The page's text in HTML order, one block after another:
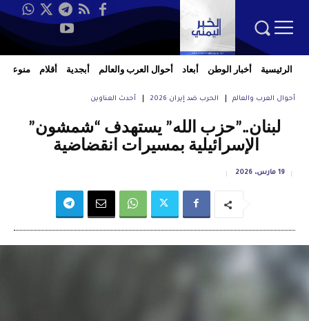
الرئيسية أخبار الوطن أبعاد أحوال العرب والعالم أبجدية أقلام منوعات
أحوال العرب والعالم الحرب ضد إيران 2026 أحدث العناوين
لبنان..”حزب الله” يستهدف “شمشون”
الإسرائيلية بمسيرات انقضاضية
19 مارس، 2026